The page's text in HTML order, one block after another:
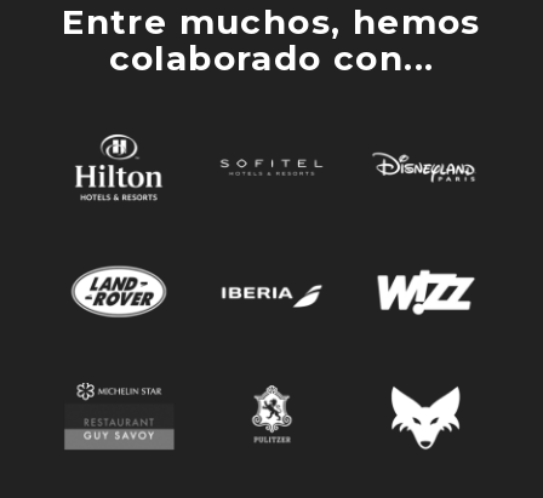
Entre muchos, hemos
colaborado con...